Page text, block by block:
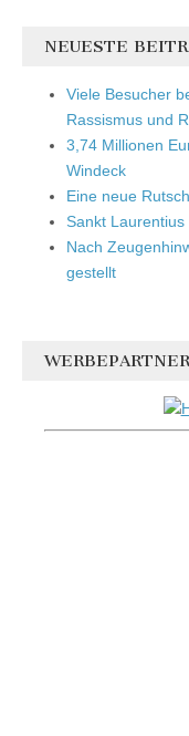
NEUESTE
Viele Besucher
Rassismus und
3,74 Millionen
Windeck
Eine neue
Sankt
Nach
gestellt
WERBEPARTNER